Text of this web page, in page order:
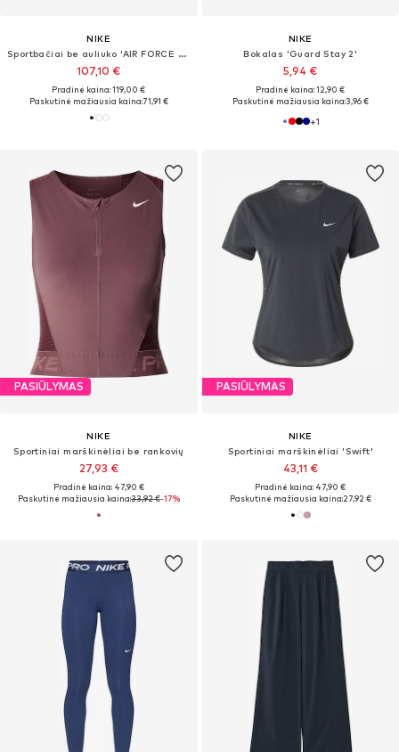
NIKE
Sportbačiai be auliuko 'AIR FORCE 1 07'
107,10 €
Pradinė kaina: 119,00 €
Paskutinė mažiausia kaina:71,91 €
NIKE
Bokalas 'Guard Stay 2'
5,94 €
Pradinė kaina: 12,90 €
Paskutinė mažiausia kaina:3,96 €
+1
PASIŪLYMAS
NIKE
Sportiniai marškinėliai be rankovių
27,93 €
Pradinė kaina: 47,90 €
Paskutinė mažiausia kaina:33,92 €-17%
PASIŪLYMAS
NIKE
Sportiniai marškinėliai 'Swift'
43,11 €
Pradinė kaina: 47,90 €
Paskutinė mažiausia kaina:27,92 €